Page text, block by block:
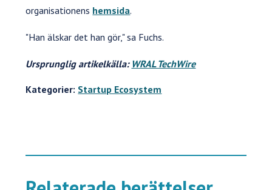
organisationens hemsida.
"Han älskar det han gör," sa Fuchs.
Ursprunglig artikelkälla: WRAL TechWire
Kategorier: Startup Ecosystem